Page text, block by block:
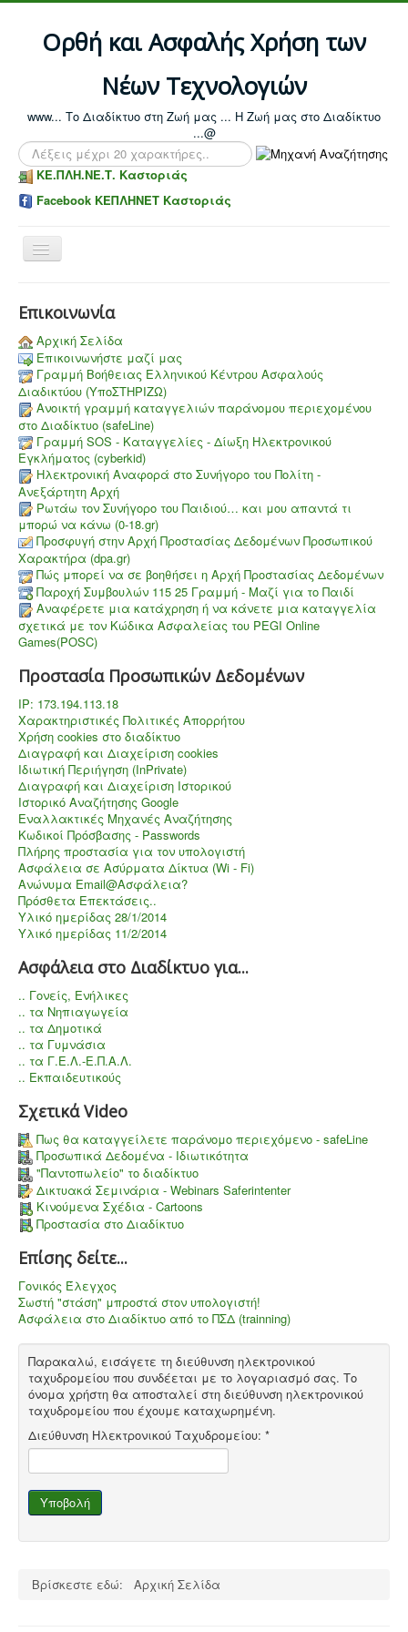
Ορθή και Ασφαλής Χρήση των
Νέων Τεχνολογιών
www... Το Διαδίκτυο στη Ζωή μας ... Η Ζωή μας στο Διαδίκτυο
...@
Αναζήτηση...
ΚΕ.ΠΛΗ.ΝΕ.Τ. Καστοριάς
Facebook ΚΕΠΛΗΝΕΤ Καστοριάς
Toggle
Επικοινωνία
Αρχική Σελίδα
Επικοινωνήστε μαζί μας
Γραμμή Βοήθειας Ελληνικού Κέντρου Ασφαλούς
Διαδικτύου (ΥποΣΤΗΡΙΖΩ)
Aνοικτή γραμμή καταγγελιών παράνομου περιεχομένου
στο Διαδίκτυο (safeLine)
Γραμμή SOS - Καταγγελίες - Δίωξη Ηλεκτρονικού
Εγκλήματος (cyberkid)
Ηλεκτρονική Αναφορά στο Συνήγορο του Πολίτη -
Ανεξάρτητη Αρχή
Ρωτάω τον Συνήγορο του Παιδιού… και μου απαντά τι
μπορώ να κάνω (0-18.gr)
Προσφυγή στην Αρχή Προστασίας Δεδομένων Προσωπικού
Χαρακτήρα (dpa.gr)
Πώς μπορεί να σε βοηθήσει η Αρχή Προστασίας Δεδομένων
Παροχή Συμβουλών 115 25 Γραμμή - Μαζί για το Παιδί
Aναφέρετε μια κατάχρηση ή να κάνετε μια καταγγελία
σχετικά με τον Κώδικα Ασφαλείας του PEGI Online
Games(POSC)
Προστασία Προσωπικών Δεδομένων
IP: 173.194.113.18
Χαρακτηριστικές Πολιτικές Απορρήτου
Χρήση cookies στο διαδίκτυο
Διαγραφή και Διαχείριση cookies
Ιδιωτική Περιήγηση (InPrivate)
Διαγραφή και Διαχείριση Ιστορικού
Ιστορικό Αναζήτησης Google
Εναλλακτικές Μηχανές Αναζήτησης
Κωδικοί Πρόσβασης - Passwords
Πλήρης προστασία για τον υπολογιστή
Aσφάλεια σε Ασύρματα Δίκτυα (Wi - Fi)
Ανώνυμα Email@Ασφάλεια?
Πρόσθετα Επεκτάσεις..
Υλικό ημερίδας 28/1/2014
Υλικό ημερίδας 11/2/2014
Ασφάλεια στο Διαδίκτυο για...
.. Γονείς, Ενήλικες
.. τα Νηπιαγωγεία
.. τα Δημοτικά
.. τα Γυμνάσια
.. τα Γ.Ε.Λ.-Ε.Π.Α.Λ.
.. Εκπαιδευτικούς
Σχετικά Video
Πως θα καταγγείλετε παράνομο περιεχόμενο - safeLine
Προσωπικά Δεδομένα - Ιδιωτικότητα
"Παντοπωλείο" το διαδίκτυο
Δικτυακά Σεμινάρια - Webinars Saferintenter
Κινούμενα Σχέδια - Cartoons
Προστασία στο Διαδίκτυο
Επίσης δείτε...
Γονικός Έλεγχος
Σωστή "στάση" μπροστά στον υπολογιστή!
Ασφάλεια στο Διαδίκτυο από το ΠΣΔ (trainning)
Παρακαλώ, εισάγετε τη διεύθυνση ηλεκτρονικού
ταχυδρομείου που συνδέεται με το λογαριασμό σας. Το
όνομα χρήστη θα αποσταλεί στη διεύθυνση ηλεκτρονικού
ταχυδρομείου που έχουμε καταχωρημένη.
Διεύθυνση Ηλεκτρονικού Ταχυδρομείου: *
Υποβολή
Βρίσκεστε εδώ: Αρχική Σελίδα